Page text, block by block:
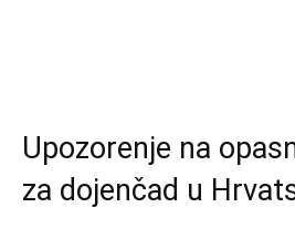
Upozorenje na
za dojenčad u